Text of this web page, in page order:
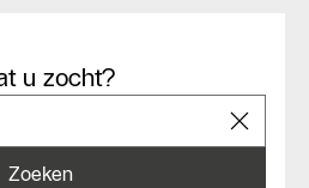
u zocht?
Zoeken